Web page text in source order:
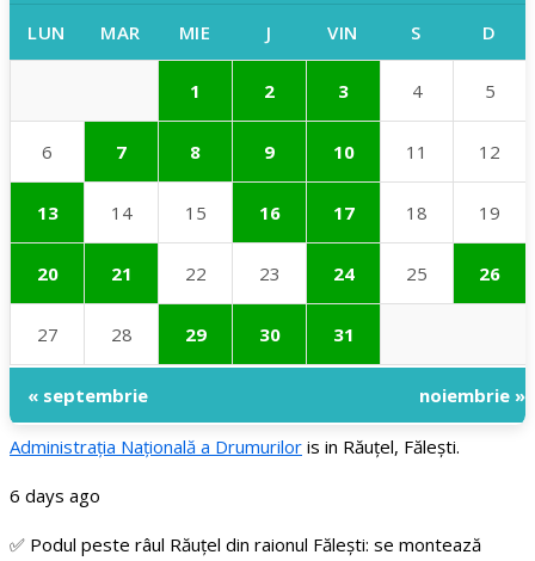
LUN MAR MIE J VIN S D
1 2 3 4 5
6 7 8 9 10 11 12
13 14 15 16 17 18 19
20 21 22 23 24 25 26
27 28 29 30 31
« septembrie noiembrie »
Administraţia Națională a Drumurilor is in Răuțel, Fălești.
6 days ago
✅ Podul peste râul Răuțel din raionul Fălești: se montează